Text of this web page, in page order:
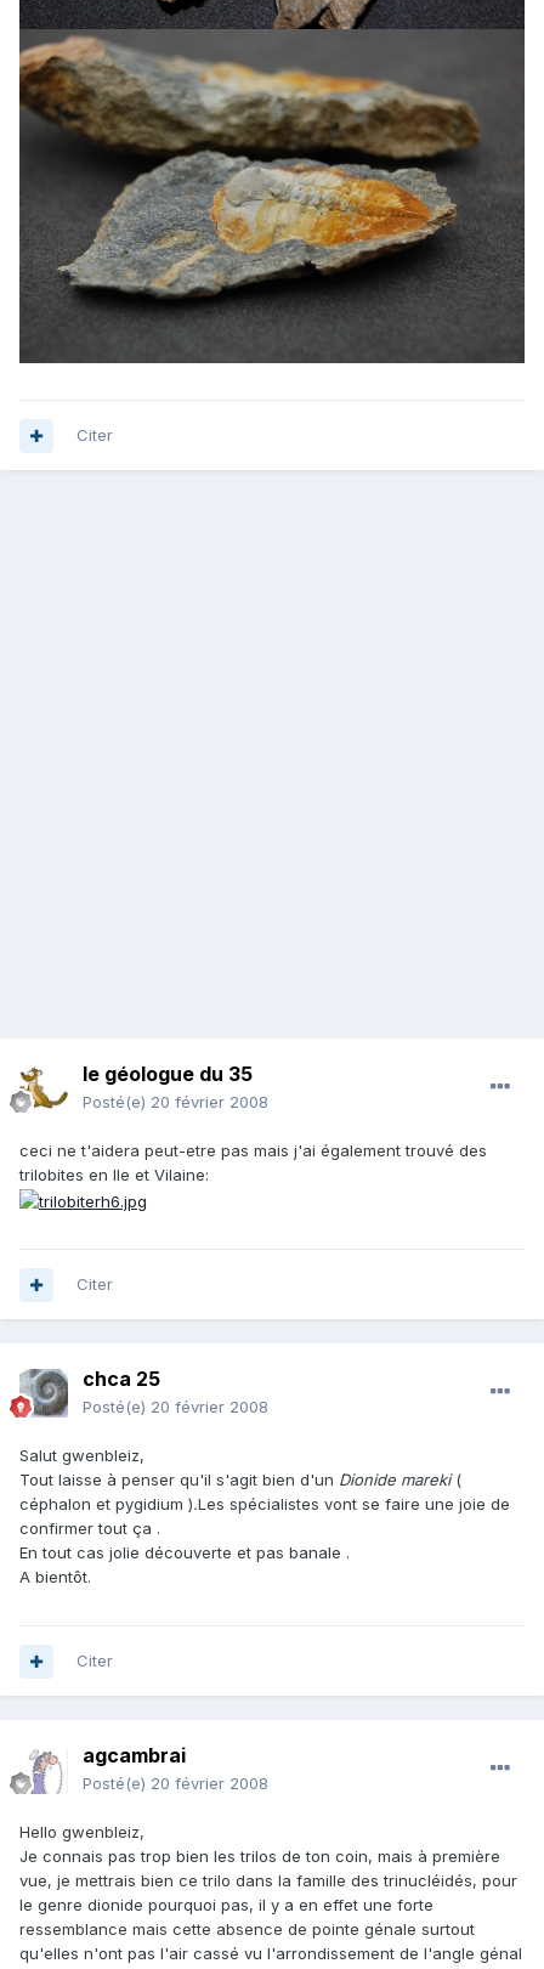
Citer
le géologue du 35
Posté(e) 20 février 2008
ceci ne t'aidera peut-etre pas mais j'ai également trouvé des
trilobites en Ile et Vilaine:
Citer
chca 25
Posté(e) 20 février 2008
Salut gwenbleiz,
Tout laisse à penser qu'il s'agit bien d'un Dionide mareki(
céphalon et pygidium ).Les spécialistes vont se faire une joie de
confirmer tout ça .
En tout cas jolie découverte et pas banale .
A bientôt.
Citer
agcambrai
Posté(e) 20 février 2008
Hello gwenbleiz,
Je connais pas trop bien les trilos de ton coin, mais à première
vue, je mettrais bien ce trilo dans la famille des trinucléidés, pour
le genre dionide pourquoi pas, il y a en effet une forte
ressemblance mais cette absence de pointe génale surtout
qu'elles n'ont pas l'air cassé vu l'arrondissement de l'angle génal